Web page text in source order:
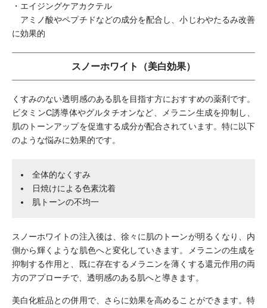
・エイジングケアカクテル
アミノ酸やペプチドなどの成分を配合し、小じわやたるみ改善
に効果的
スノーホワイト（美白効果）
くすみのない透明感のある肌を目指す方におすすめの薬剤です。
ビタミンC誘導体やグルタチオンなど、メラニン生成を抑制し、
肌のトーンアップを促進する成分が配合されています。特に以下
のような悩みに効果的です。
全体的なくすみ
日焼けによる色素沈着
肌トーンの不均一
スノーホワイトの注入後は、徐々に肌のトーンが明るくなり、内
側から輝くような肌色へと変化していきます。メラニンの生成を
抑制する作用と、既に存在するメラニンを薄くする還元作用の両
方のアプローチで、透明感のある肌へと導きます。
美白化粧品との併用で、さらに効果を高めることができます。特